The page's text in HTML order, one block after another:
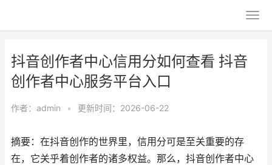
抖音创作者中心信用分如何查看 抖音
创作者中心服务平台入口
作者： admin • 更新时间：2026-06-22
摘要：在抖音创作的世界里，信用分可是至关重要的存
在，它关乎着创作者的诸多权益。那么，抖音创作者中心